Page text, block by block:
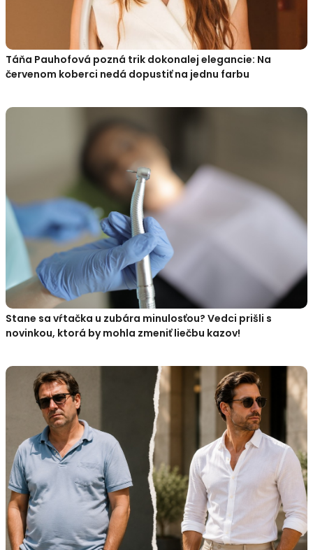
Táňa Pauhofová pozná trik dokonalej elegancie: Na
červenom koberci nedá dopustiť na jednu farbu
Stane sa vŕtačka u zubára minulosťou? Vedci prišli s
novinkou, ktorá by mohla zmeniť liečbu kazov!